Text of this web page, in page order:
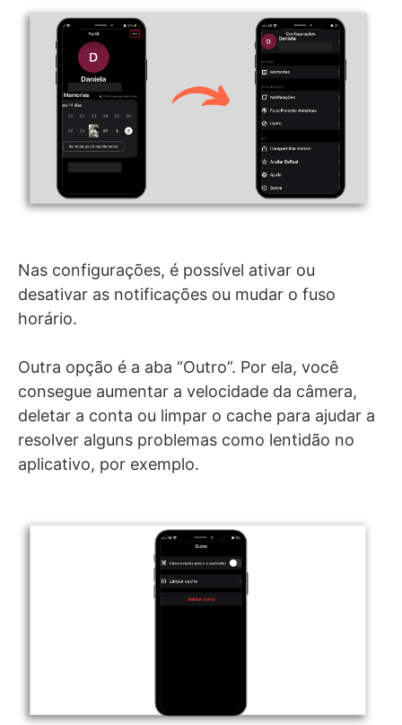
Nas configurações, é possível ativar ou
desativar as notificações ou mudar o fuso
horário.
Outra opção é a aba “Outro”. Por ela, você
consegue aumentar a velocidade da câmera,
deletar a conta ou limpar o cache para ajudar a
resolver alguns problemas como lentidão no
aplicativo, por exemplo.